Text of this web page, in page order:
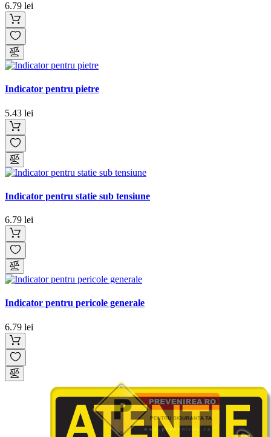
6.79 lei
Indicator pentru pietre
5.43 lei
Indicator pentru statie sub tensiune
6.79 lei
Indicator pentru pericole generale
6.79 lei